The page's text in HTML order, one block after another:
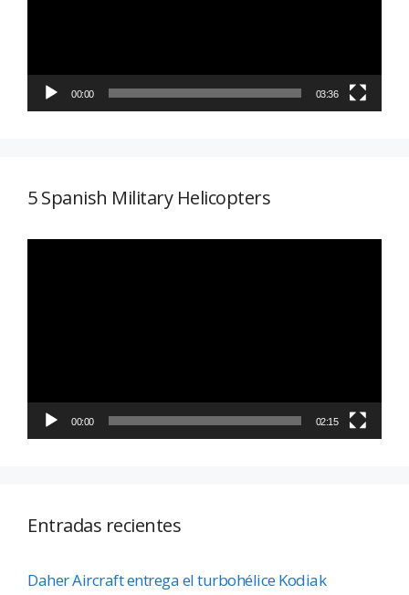
00:00 03:36
5 Spanish Military Helicopters
00:00 02:15
Entradas recientes
Daher Aircraft entrega el turbohélice Kodiak